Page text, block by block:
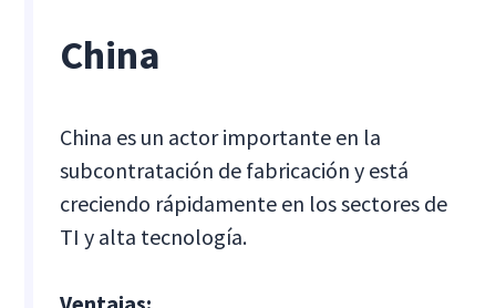
China
China es un actor importante en la
subcontratación de fabricación y está
creciendo rápidamente en los sectores de
TI y alta tecnología.